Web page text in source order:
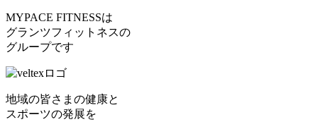
MYPACE FITNESSは
グランツフィットネスの
グループです
地域の皆さまの健康と
スポーツの発展を